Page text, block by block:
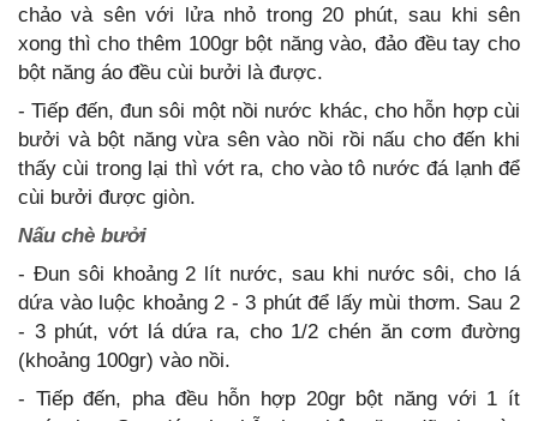
chảo và sên với lửa nhỏ trong 20 phút, sau khi sên
xong thì cho thêm 100gr bột năng vào, đảo đều tay cho
bột năng áo đều cùi bưởi là được.
- Tiếp đến, đun sôi một nồi nước khác, cho hỗn hợp cùi
bưởi và bột năng vừa sên vào nồi rồi nấu cho đến khi
thấy cùi trong lại thì vớt ra, cho vào tô nước đá lạnh để
cùi bưởi được giòn.
Nấu chè bưởi
- Đun sôi khoảng 2 lít nước, sau khi nước sôi, cho lá
dứa vào luộc khoảng 2 - 3 phút để lấy mùi thơm. Sau 2
- 3 phút, vớt lá dứa ra, cho 1/2 chén ăn cơm đường
(khoảng 100gr) vào nồi.
- Tiếp đến, pha đều hỗn hợp 20gr bột năng với 1 ít